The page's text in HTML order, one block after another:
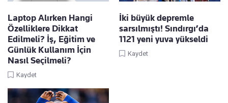
Laptop Alırken Hangi
Özelliklere Dikkat
Edilmeli? İş, Eğitim ve
Günlük Kullanım İçin
Nasıl Seçilmeli?
Kaydet
İki büyük depremle
sarsılmıştı! Sındırgı’da
1121 yeni yuva yükseldi
Kaydet